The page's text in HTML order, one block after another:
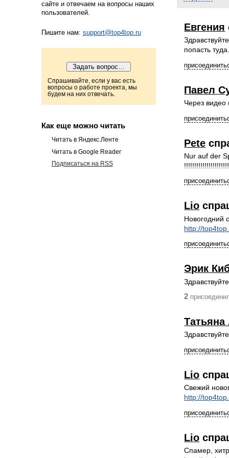
сайте и отвечаем на вопросы наших
пользователей.
Пишите нам: support@top4top.ru
Спрашивайте, если у вас есть
вопросы о работе проекта, мы
будем на них отвечать.
Как еще можно читать
Читать в Яндекс.Ленте
Читать в Google Reader
Подписаться на RSS
Евгения
попасть
Павел
Через видео
Pete
Nur auf der
Lio
Новогодний
http://
Эрик
2
Татьяна
Lio
Свежий
http://
Lio
Спамер,